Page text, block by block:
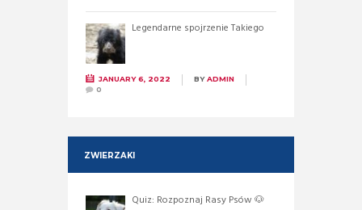
Legendarne spojrzenie Takiego
JANUARY 6, 2022 BYADMIN
0
ZWIERZAKI
Quiz: Rozpoznaj Rasy Psów 🐶